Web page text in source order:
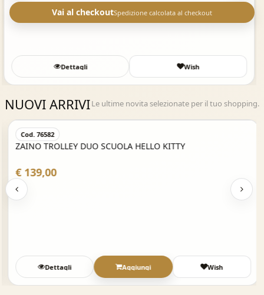
Vai al checkoutSpedizione calcolata al checkout
Dettagli Wish
NUOVI ARRIVILe ultime novita selezionate per il tuo shopping.
Acquisto Veloce
Cod. 76582
ZAINO TROLLEY DUO SCUOLA HELLO KITTY
€ 139,00
Dettagli Aggiungi Wish